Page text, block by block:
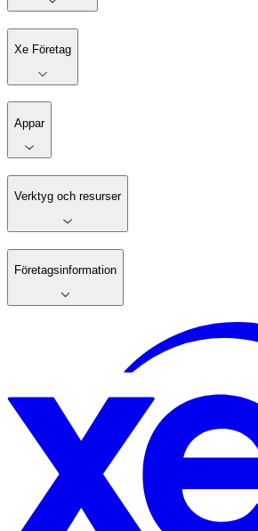
Xe Företag
Appar
Verktyg och resurser
Företagsinformation